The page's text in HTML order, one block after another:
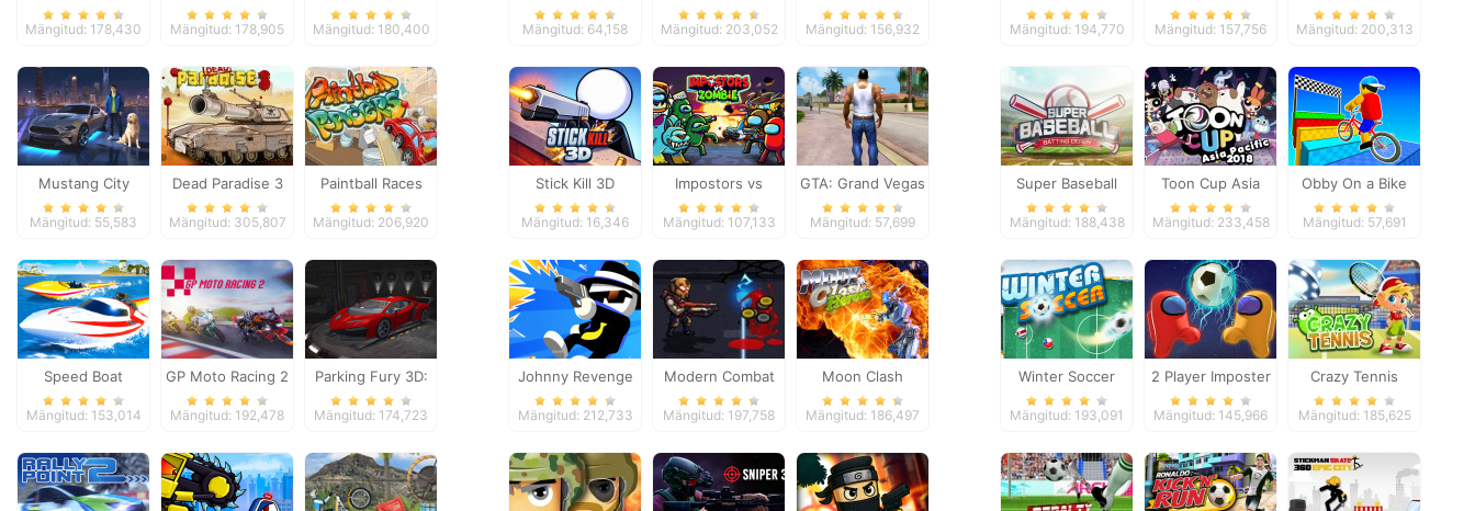
Mängitud: 178,430
Dungeon
Adventure
Mängitud: 178,905
Winter Adventure
Mängitud: 180,400
Mustang City
Driver
Mängitud: 55,583
Dead Paradise 3
Mängitud: 305,807
Paintball Races
Mängitud: 206,920
Speed Boat
Extreme Racing
Mängitud: 153,014
GP Moto Racing 2
Mängitud: 192,478
Parking Fury 3D:
Night Thief
Mängitud: 174,723
Zombie Shooter
Mängitud: 64,158 Mängitud: 203,052
Defense Online
Mängitud: 156,932
Stick Kill 3D
Mängitud: 16,346
Impostors vs
Zombies: Survival
Mängitud: 107,133
GTA: Grand Vegas
Crime
Mängitud: 57,699
Johnny Revenge
Mängitud: 212,733
Modern Combat
Defense
Mängitud: 197,758
Moon Clash
Heroes
Mängitud: 186,497
Mängitud: 194,770
Baahmy Golf
Mängitud: 157,756 Mängitud: 200,313
Super Baseball
Mängitud: 188,438
Toon Cup Asia
Pacific 2018
Mängitud: 233,458
Obby On a Bike
Mängitud: 57,691
Winter Soccer
Mängitud: 193,091
2 Player Imposter
Soccer
Mängitud: 145,966
Crazy Tennis
Mängitud: 185,625